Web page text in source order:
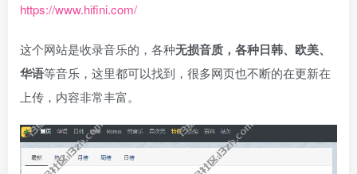
https://www.hifini.com/
这个网站是收录音乐的，各种无损音质，各种日韩、欧美、
华语等音乐，这里都可以找到，很多网页也不断的在更新在
上传，内容非常丰富。